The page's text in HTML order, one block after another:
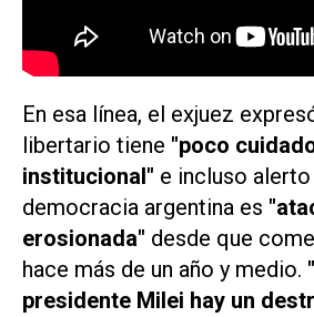
En esa línea, el exjuez
libertario tiene "poco
institucional" e incluso
democracia argentina es
erosionada" desde que
hace más de un año y medio.
presidente Milei hay un